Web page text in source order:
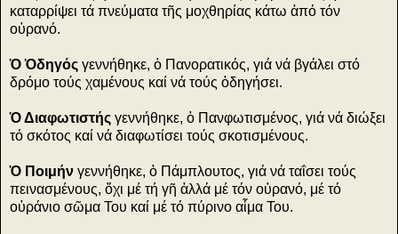
καταρρίψει τά πνεύματα τῆς μοχθηρίας κάτω ἀπό τόν
οὐρανό.
Ὁ Ὁδηγός γεννήθηκε, ὁ Πανορατικός, γιά νά βγάλει στό
δρόμο τούς χαμένους καί νά τούς ὁδηγήσει.
Ὁ Διαφωτιστής γεννήθηκε, ὁ Πανφωτισμένος, γιά νά διώξει
τό σκότος καί νά διαφωτίσει τούς σκοτισμένους.
Ὁ Ποιμήν γεννήθηκε, ὁ Πάμπλουτος, γιά νά ταΐσει τούς
πεινασμένους, ὄχι μέ τή γῆ ἀλλά μέ τόν οὐρανό, μέ τό
οὐράνιο σῶμα Του καί μέ τό πύρινο αἷμα Του.